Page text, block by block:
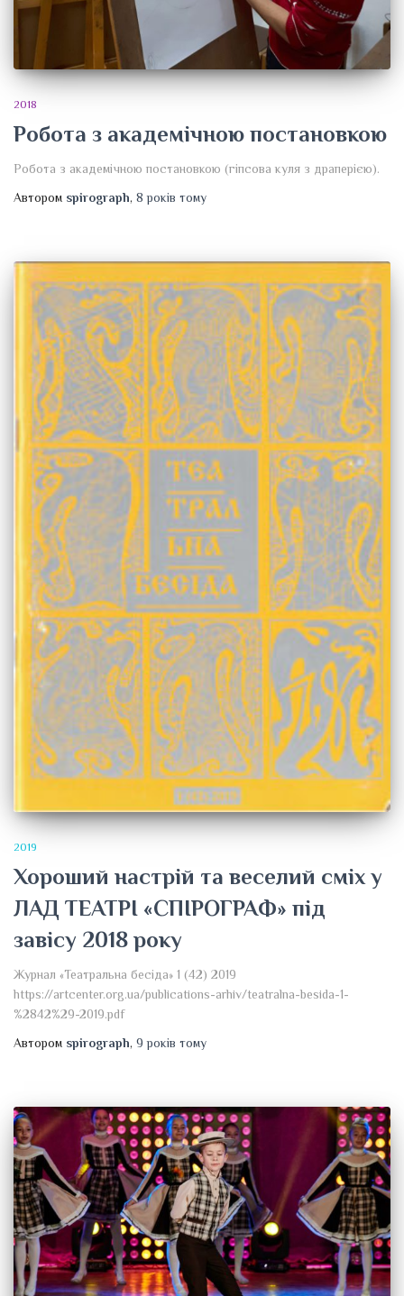
2018
Робота з академічною постановкою
Робота з академічною постановкою (гіпсова куля з драперією).
Автором spirograph, 8 років тому
2019
Хороший настрій та веселий сміх у
ЛАД ТЕАТРІ «СПІРОГРАФ» під
завісу 2018 року
Журнал «Театральна бесіда» 1 (42) 2019
https://artcenter.org.ua/publications-arhiv/teatralna-besida-1-
%2842%29-2019.pdf
Автором spirograph, 9 років тому